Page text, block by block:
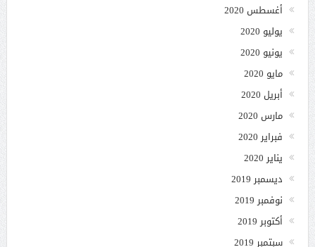
أغسطس 2020
يوليو 2020
يونيو 2020
مايو 2020
أبريل 2020
مارس 2020
فبراير 2020
يناير 2020
ديسمبر 2019
نوفمبر 2019
أكتوبر 2019
سبتمبر 2019